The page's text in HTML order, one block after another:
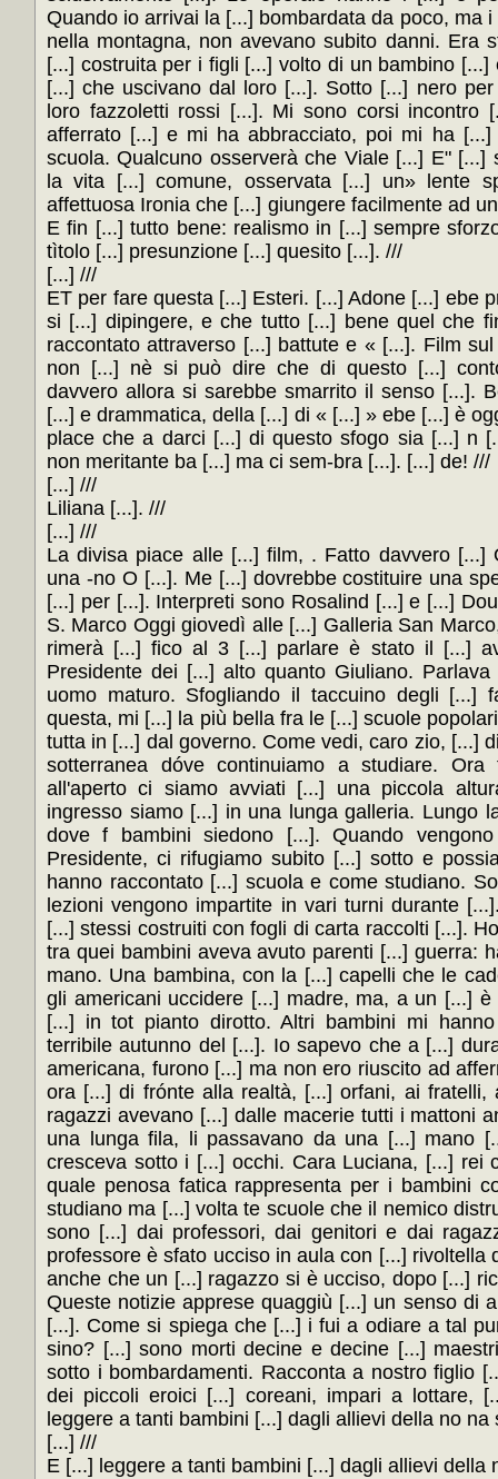
Quando io arrivai la [...] bombardata da poco, ma
nella montagna, non avevano subito danni. Era
[...] costruita per i figli [...] volto di un bambino
[...] che uscivano dal loro [...]. Sotto [...] nero
loro fazzoletti rossi [...]. Mi sono corsi incontro
afferrato [...] e mi ha abbracciato, poi mi ha
scuola. Qualcuno osserverà che Viale [...] E" [...]
la vita [...] comune, osservata [...] un» lente
affettuosa Ironia che [...] giungere facilmente ad
E fin [...] tutto bene: realismo in [...] sempre
tìtolo [...] presunzione [...] quesito [...]. ///
[...] ///
ET per fare questa [...] Esteri. [...] Adone [...] ebe
si [...] dipingere, e che tutto [...] bene quel che
raccontato attraverso [...] battute e « [...]. Film
non [...] nè si può dire che di questo [...]
davvero allora si sarebbe smarrito il senso [...].
[...] e drammatica, della [...] di « [...] » ebe [...] è
place che a darci [...] di questo sfogo sia [...] n
non meritante ba [...] ma ci sem-bra [...]. [...] de! ///
[...] ///
Liliana [...]. ///
[...] ///
La divisa piace alle [...] film, . Fatto davvero [...]
una -no O [...]. Me [...] dovrebbe costituire una
[...] per [...]. Interpreti sono Rosalind [...] e [...]
S. Marco Oggi giovedì alle [...] Galleria San
rimerà [...] fico al 3 [...] parlare è stato il [...]
Presidente dei [...] alto quanto Giuliano.
uomo maturo. Sfogliando il taccuino degli [...]
questa, mi [...] la più bella fra le [...] scuole
tutta in [...] dal governo. Come vedi, caro zio, [...]
sotterranea dóve continuiamo a studiare.
all'aperto ci siamo avviati [...] una piccola
ingresso siamo [...] in una lunga galleria. Lungo
dove f bambini siedono [...]. Quando
Presidente, ci rifugiamo subito [...] sotto e
hanno raccontato [...] scuola e come studiano.
lezioni vengono impartite in vari turni durante
[...] stessi costruiti con fogli di carta raccolti [...].
tra quei bambini aveva avuto parenti [...] guerra:
mano. Una bambina, con la [...] capelli che le
gli americani uccidere [...] madre, ma, a un [...]
[...] in tot pianto dirotto. Altri bambini mi
terribile autunno del [...]. Io sapevo che a [...]
americana, furono [...] ma non ero riuscito ad
ora [...] di frónte alla realtà, [...] orfani, ai fratelli,
ragazzi avevano [...] dalle macerie tutti i mattoni
una lunga fila, li passavano da una [...] mano
cresceva sotto i [...] occhi. Cara Luciana, [...] rei
quale penosa fatica rappresenta per i bambini
studiano ma [...] volta te scuole che il nemico
sono [...] dai professori, dai genitori e dai
professore è sfato ucciso in aula con [...] rivoltella
anche che un [...] ragazzo si è ucciso, dopo [...]
Queste notizie apprese quaggiù [...] un senso di
[...]. Come si spiega che [...] i fui a odiare a tal
sino? [...] sono morti decine e decine [...]
sotto i bombardamenti. Racconta a nostro figlio
dei piccoli eroici [...] coreani, impari a lottare,
leggere a tanti bambini [...] dagli allievi della no
[...] ///
E [...] leggere a tanti bambini [...] dagli allievi della